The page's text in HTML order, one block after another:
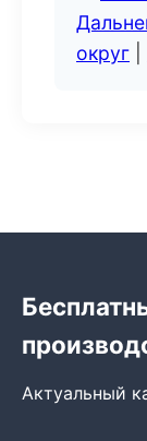
округ
Актуальный